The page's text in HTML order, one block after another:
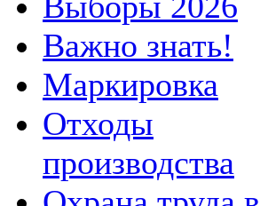
Важно знать!
Маркировка
Отходы
производства